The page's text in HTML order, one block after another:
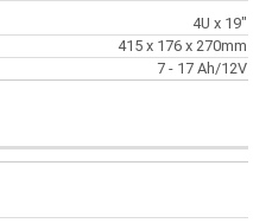
4U x 19"
415 x 176 x 270mm
7 - 17 Ah/12V